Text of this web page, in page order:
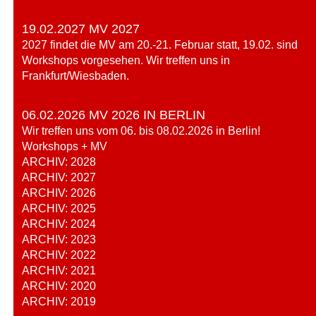
19.02.2027 MV 2027
2027 findet die MV am 20.-21. Februar statt, 19.02. sind
Workshops vorgesehen. Wir treffen uns in
Frankfurt/Wiesbaden.
06.02.2026 MV 2026 IN BERLIN
Wir treffen uns vom 06. bis 08.02.2026 in Berlin!
Workshops + MV
ARCHIV: 2028
ARCHIV: 2027
ARCHIV: 2026
ARCHIV: 2025
ARCHIV: 2024
ARCHIV: 2023
ARCHIV: 2022
ARCHIV: 2021
ARCHIV: 2020
ARCHIV: 2019